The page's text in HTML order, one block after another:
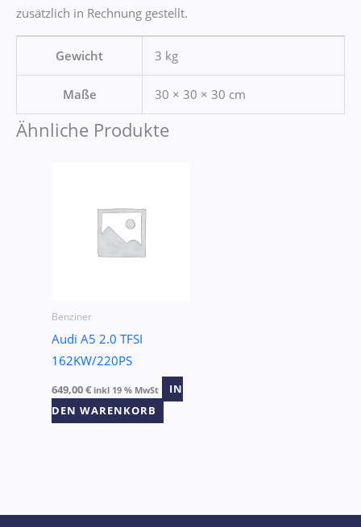
zusätzlich in Rechnung gestellt.
Gewicht 3 kg
Maße 30 × 30 × 30 cm
Ähnliche Produkte
Benziner
Audi A5 2.0 TFSI
162KW/220PS
649,00€ inkl 19 % MwSt
IN
DEN WARENKORB